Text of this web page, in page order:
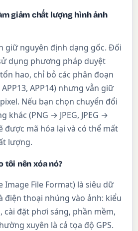
giảm chất lượng hình ảnh
giữ nguyên định dạng gốc. Đối
dụng phương pháp duyệt
hao, chỉ bỏ các phân đoạn
APP14) nhưng vẫn giữ
Nếu bạn chọn chuyển đổi
khác (PNG → JPEG, JPEG →
được mã hóa lại và có thể mất
lượng.
tôi nên xóa nó?
Image File Format) là siêu dữ
điện thoại nhúng vào ảnh: kiểu
cài đặt phơi sáng, phần mềm,
xuyên là cả tọa độ GPS.